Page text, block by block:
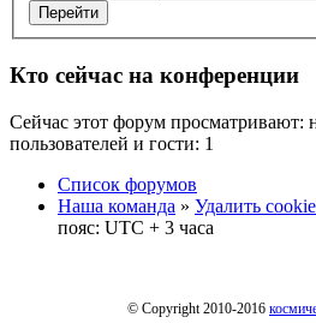
Кто сейчас на конференции
Сейчас этот форум просматривают:
пользователей и гости: 1
Список форумов
Наша команда » Удалить
пояс: UTC + 3 часа
© Copyright 2010-2016